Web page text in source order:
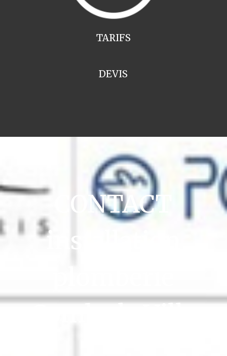
TARIFS
DEVIS
CONTACT
installation